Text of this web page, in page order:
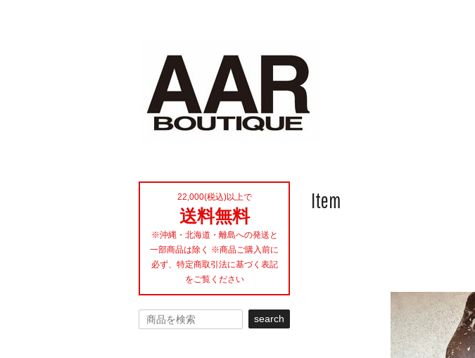
Item
22,000(税込)以上で
送料無料
※沖縄・北海道・離島への発送と
一部商品は除く ※商品ご購入前に
必ず、特定商取引法に基づく表記
をご覧ください
search